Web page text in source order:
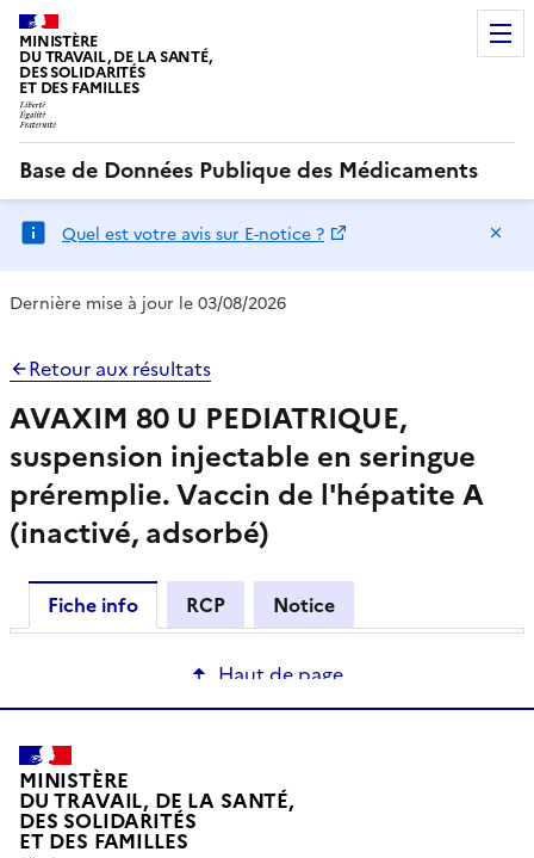
MINISTÈRE
DU TRAVAIL, DE LA SANTÉ,
DES SOLIDARITÉS
ET DES FAMILLES
Base de Données Publique des Médicaments
Quel est votre avis sur E-notice ?
Dernière mise à jour le 03/08/2026
Retour aux résultats
AVAXIM 80 U PEDIATRIQUE,
suspension injectable en seringue
préremplie. Vaccin de l'hépatite A
(inactivé, adsorbé)
Fiche info RCP Notice
Haut de page
MINISTÈRE
DU TRAVAIL, DE LA SANTÉ,
DES SOLIDARITÉS
ET DES FAMILLES